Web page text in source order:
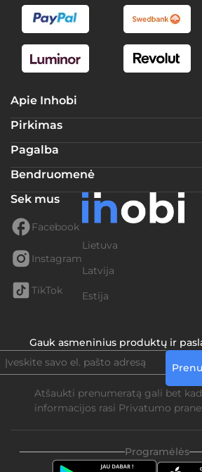
Apie Inhobi
Pirkimas
Pagalba
Bendruomenė
Sek mus
Facebook
Instagram
TikTok
Lietuva
Latvija
Estija
Gauk asmeninius produktų ir
Atšaukti prenumeratą gali bet
informacijos rasi Privatumo
Programėlės